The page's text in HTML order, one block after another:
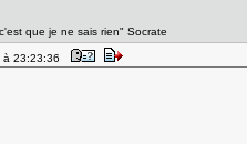
que je ne sais rien" Socrate
à 23:23:36